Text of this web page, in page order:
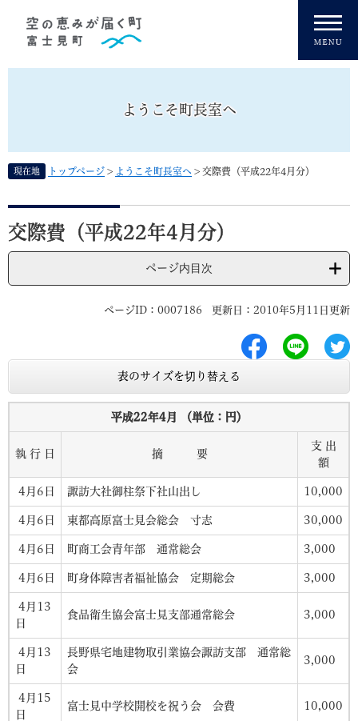
ようこそ町長室へ
現在地 トップページ > ようこそ町長室へ > 交際費（平成22年4月分）
本
文
交際費（平成22年4月分）
ページ内目次
ページID：0007186 更新日：2010年5月11日更新
表のサイズを切り替える
平成22年4月 （単位：円）
執 行 日 摘 要
支 出
額
4月6日 諏訪大社御柱祭下社山出し 10,000
4月6日 東都高原富士見会総会 寸志 30,000
4月6日 町商工会青年部 通常総会 3,000
4月6日 町身体障害者福祉協会 定期総会 3,000
4月13
日
食品衛生協会富士見支部通常総会 3,000
4月13
日
長野県宅地建物取引業協会諏訪支部 通常総
会
3,000
4月15
日
富士見中学校開校を祝う会 会費 10,000